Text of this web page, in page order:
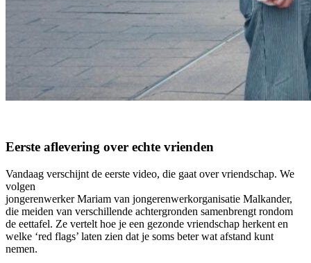
Eerste aflevering over echte vrienden
Vandaag verschijnt de eerste video, die gaat over vriendschap. We
volgen
jongerenwerker Mariam van jongerenwerkorganisatie Malkander,
die meiden van verschillende achtergronden samenbrengt rondom
de eettafel. Ze vertelt hoe je een gezonde vriendschap herkent en
welke ‘red flags’ laten zien dat je soms beter wat afstand kunt
nemen.